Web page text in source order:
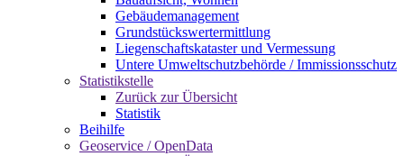
Gebäudemanagement
Grundstückswertermittlung
Liegenschaftskataster und Vermessung
Untere Umweltschutzbehörde / Immissionsschutz
Statistikstelle
Zurück zur Übersicht
Statistik
Beihilfe
Geoservice / OpenData